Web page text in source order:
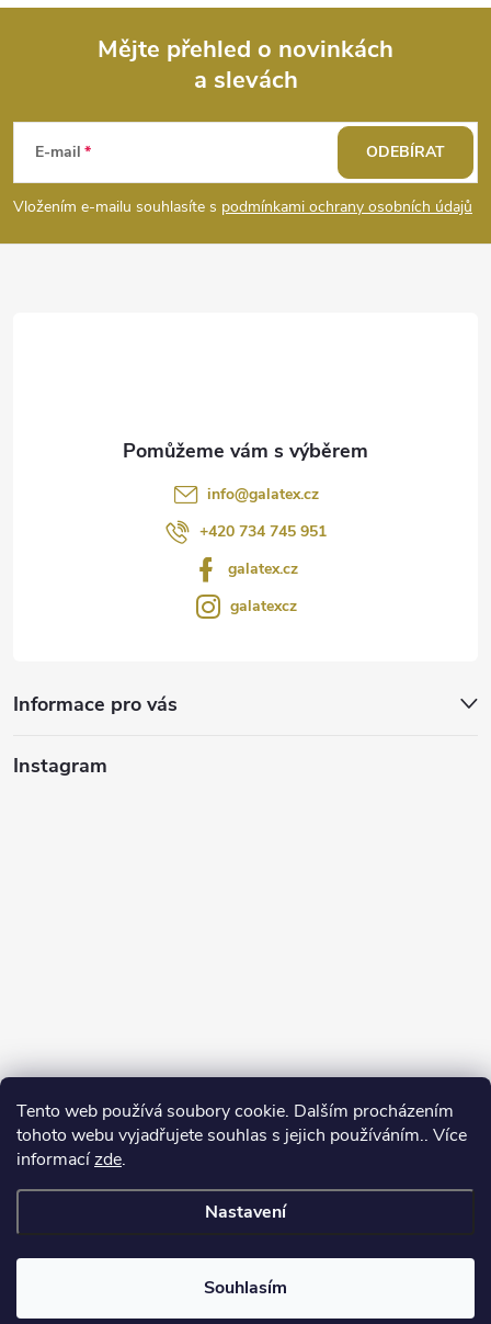
Tento web používá soubory cookie. Dalším procházením
tohoto webu vyjadřujete souhlas s jejich používáním.. Více
informacízde.
Nastavení
Souhlasím
p
a
Mějte přehled o novinkách
a slevách
E-mail
Vložením e-mailu souhlasíte s podmínkami ochrany osobních údajů
ODEBÍRAT
info@galatex.cz
+420 734 745 951
galatex.cz
galatexcz
Informace pro vás
Instagram
Sledovat na Instagramu
Copyright 2026
cookies